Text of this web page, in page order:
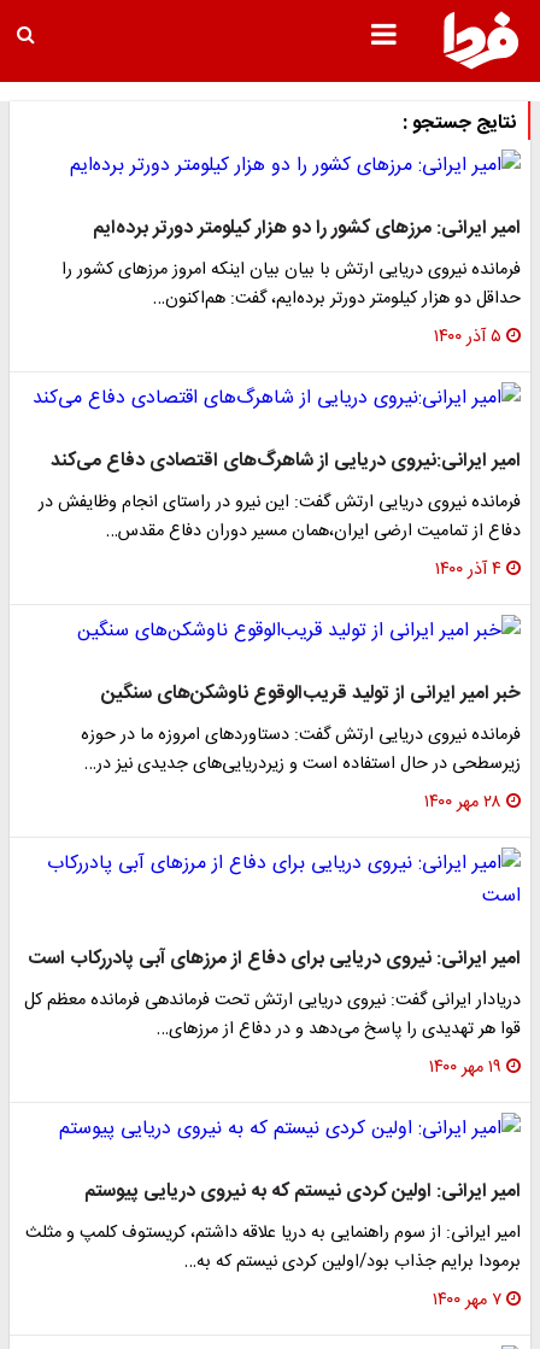
نتایج جستجو :
امیر ایرانی: مرزهای کشور را دو هزار کیلومتر دورتر برده‌ایم
فرمانده نیروی دریایی ارتش با بیان بیان اینکه امروز مرزهای کشور را
حداقل دو هزار کیلومتر دورتر برده‌ایم، گفت: هم‌اکنون…
۵ آذر ۱۴۰۰
امیر ایرانی:نیروی دریایی از شاهرگ‌های اقتصادی دفاع می‌کند
فرمانده نیروی دریایی ارتش گفت: این نیرو در راستای انجام وظایفش در
دفاع از تمامیت ارضی ایران،همان مسیر دوران دفاع مقدس…
۴ آذر ۱۴۰۰
خبر امیر ایرانی از تولید قریب‌الوقوع ناوشکن‌های سنگین
فرمانده نیروی دریایی ارتش گفت: دستاوردهای امروزه ما در حوزه
زیرسطحی در حال استفاده است و زیردریایی‌های جدیدی نیز در…
۲۸ مهر ۱۴۰۰
امیر ایرانی: نیروی دریایی برای دفاع از مرزهای آبی پادررکاب است
دریادار ایرانی گفت: نیروی دریایی ارتش تحت فرماندهی فرمانده معظم کل
قوا هر تهدیدی را پاسخ می‌دهد و در دفاع از مرزهای…
۱۹ مهر ۱۴۰۰
امیر ایرانی: اولین کردی نیستم که به نیروی دریایی پیوستم
امیر ایرانی: از سوم راهنمایی به دریا علاقه داشتم، کریستوف کلمپ و مثلث
برمودا برایم جذاب بود/اولین کردی نیستم که به…
۷ مهر ۱۴۰۰